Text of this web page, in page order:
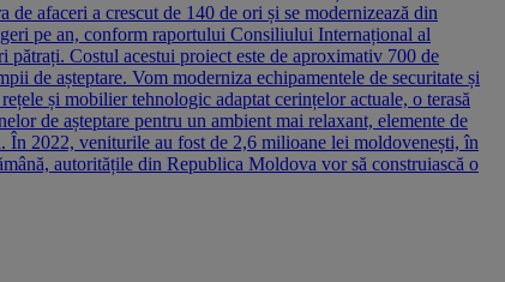
afaceri a crescut de 140 de ori și se modernizează din
pe an, conform raportului Consiliului Internațional al
Costul acestui proiect este de aproximativ 700 de
de așteptare. Vom moderniza echipamentele de securitate și
și mobilier tehnologic adaptat cerințelor actuale, o terasă
de așteptare pentru un ambient mai relaxant, elemente de
În 2022, veniturile au fost de 2,6 milioane lei moldovenești, în
autoritățile din Republica Moldova vor să construiască o